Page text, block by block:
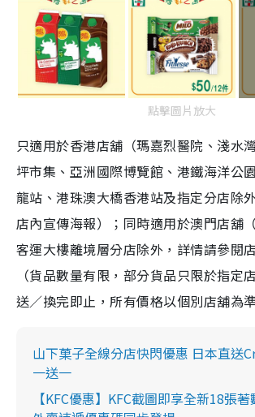
點擊圖片放大
只適用於香港店舖（瑪嘉烈醫院、淺水
坪市集、亞洲國際博覽館、港鐵海洋公
龍站、港珠澳大橋香港站及指定分店除
店內宣傳海報）；同時適用於澳門店舖
客運大樓離境層分店除外，詳情請參閱
（貨品數量有限，部分貨品只限於指定
送／換完即止，所有價格以個別店舖為準
山下菓子全線分店快閃優惠 日本直送
一送一
【KFC優惠】KFC截圖即享全新18張